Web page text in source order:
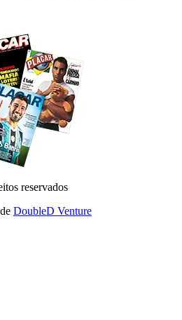
reservados
DoubleD Venture